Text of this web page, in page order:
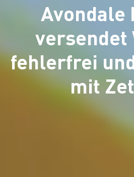
Avondale
versendet
fehlerfrei
mit